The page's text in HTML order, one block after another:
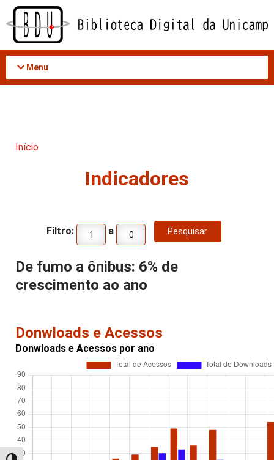
Acessar
conteúdo
Menu
Início
Indicadores
Filtro: a
De fumo a ônibus: 6% de
crescimento ao ano
Donwloads e Acessos
Donwloads e Acessos por ano